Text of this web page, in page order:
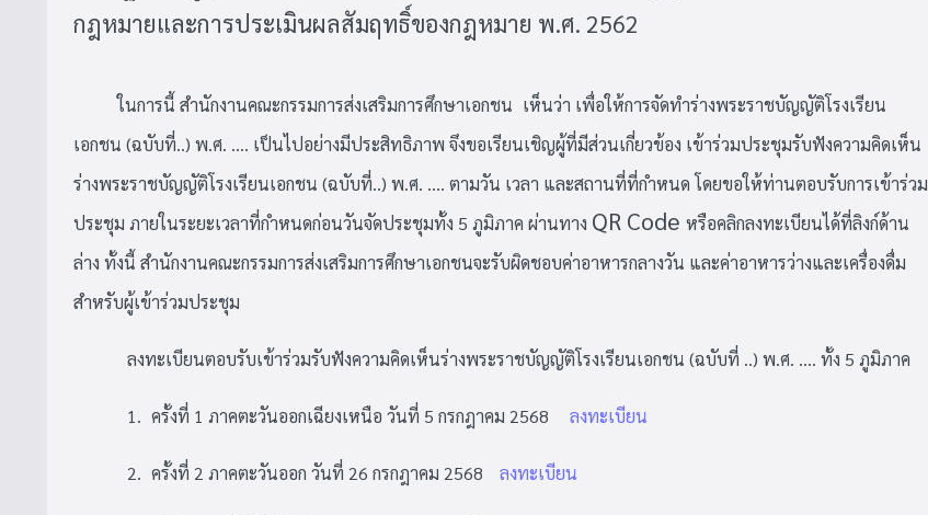
กฎหมายและการประเมินผลสัมฤทธิ์ของกฎหมาย พ.ศ. 2562
ในการนี้ สำนักงานคณะกรรมการส่งเสริมการศึกษาเอกชน เห็นว่า เพื่อให้การจัดทำร่างพระราชบัญญัติโรงเรียน
เอกชน (ฉบับที่..) พ.ศ. .... เป็นไปอย่างมีประสิทธิภาพ จึงขอเรียนเชิญผู้ที่มีส่วนเกี่ยวข้อง เข้าร่วมประชุมรับฟังความคิดเห็น
ร่างพระราชบัญญัติโรงเรียนเอกชน (ฉบับที่..) พ.ศ. .... ตามวัน เวลา และสถานที่ที่กำหนด โดยขอให้ท่านตอบรับการเข้าร่วม
ประชุม ภายในระยะเวลาที่กำหนดก่อนวันจัดประชุมทั้ง 5 ภูมิภาค ผ่านทาง QR Code หรือคลิกลงทะเบียนได้ที่ลิงก์ด้าน
ล่าง ทั้งนี้ สำนักงานคณะกรรมการส่งเสริมการศึกษาเอกชนจะรับผิดชอบค่าอาหารกลางวัน และค่าอาหารว่างและเครื่องดื่ม
สำหรับผู้เข้าร่วมประชุม
ลงทะเบียนตอบรับเข้าร่วมรับฟังความคิดเห็นร่างพระราชบัญญัติโรงเรียนเอกชน (ฉบับที่ ..) พ.ศ. .... ทั้ง 5 ภูมิภาค
1. ครั้งที่ 1 ภาคตะวันออกเฉียงเหนือ วันที่ 5 กรกฎาคม 2568 ลงทะเบียน
2. ครั้งที่ 2 ภาคตะวันออก วันที่ 26 กรกฎาคม 2568 ลงทะเบียน